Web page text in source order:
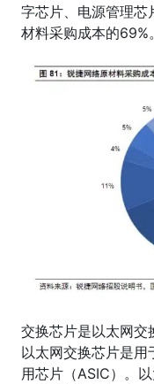
字芯片、电源管理芯
材料采购成本的69%。
交换芯片是以太网交
以太网交换芯片是
用芯片（ASIC）。